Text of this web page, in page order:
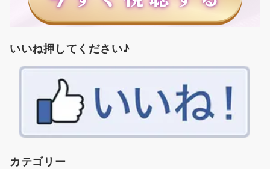
いいね押してください♪
カテゴリー